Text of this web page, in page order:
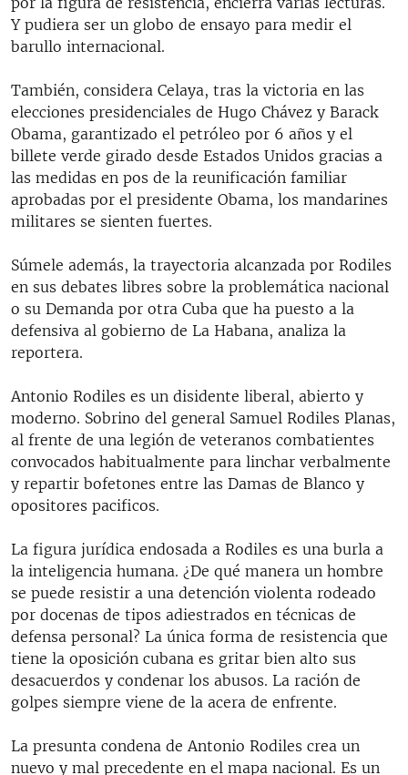
Y pudiera ser un globo de ensayo para medir el
barullo internacional.
También, considera Celaya, tras la victoria en las
elecciones presidenciales de Hugo Chávez y Barack
Obama, garantizado el petróleo por 6 años y el
billete verde girado desde Estados Unidos gracias a
las medidas en pos de la reunificación familiar
aprobadas por el presidente Obama, los mandarines
militares se sienten fuertes.
Súmele además, la trayectoria alcanzada por Rodiles
en sus debates libres sobre la problemática nacional
o su Demanda por otra Cuba que ha puesto a la
defensiva al gobierno de La Habana, analiza la
reportera.
Antonio Rodiles es un disidente liberal, abierto y
moderno. Sobrino del general Samuel Rodiles Planas,
al frente de una legión de veteranos combatientes
convocados habitualmente para linchar verbalmente
y repartir bofetones entre las Damas de Blanco y
opositores pacificos.
La figura jurídica endosada a Rodiles es una burla a
la inteligencia humana. ¿De qué manera un hombre
se puede resistir a una detención violenta rodeado
por docenas de tipos adiestrados en técnicas de
defensa personal? La única forma de resistencia que
tiene la oposición cubana es gritar bien alto sus
desacuerdos y condenar los abusos. La ración de
golpes siempre viene de la acera de enfrente.
La presunta condena de Antonio Rodiles crea un
nuevo y mal precedente en el mapa nacional. Es un